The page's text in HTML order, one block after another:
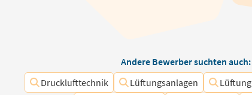
Andere Bewerber suchten auch:
Drucklufttechnik
Lüftungsanlagen Lüftung